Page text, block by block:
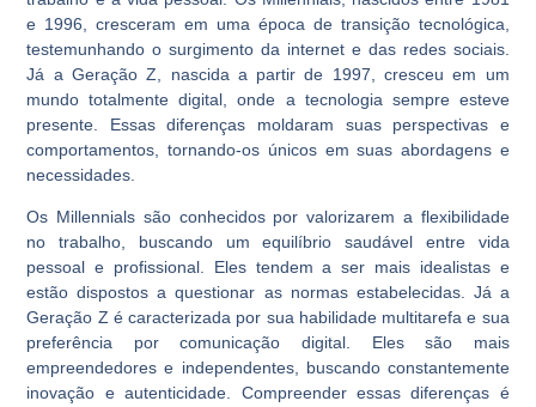
e 1996, cresceram em uma época de transição tecnológica,
testemunhando o surgimento da internet e das redes sociais.
Já a Geração Z, nascida a partir de 1997, cresceu em um
mundo totalmente digital, onde a tecnologia sempre esteve
presente. Essas diferenças moldaram suas perspectivas e
comportamentos, tornando-os únicos em suas abordagens e
necessidades.
Os Millennials são conhecidos por valorizarem a flexibilidade
no trabalho, buscando um equilíbrio saudável entre vida
pessoal e profissional. Eles tendem a ser mais idealistas e
estão dispostos a questionar as normas estabelecidas. Já a
Geração Z é caracterizada por sua habilidade multitarefa e sua
preferência por comunicação digital. Eles são mais
empreendedores e independentes, buscando constantemente
inovação e autenticidade. Compreender essas diferenças é